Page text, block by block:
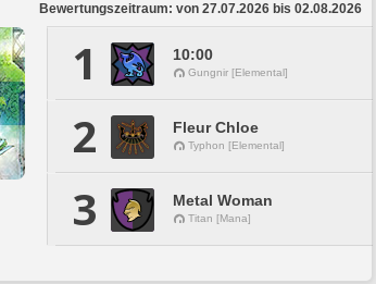
Bewertungszeitraum: von 27.07.2026 bis 02.08.2026
1 10:00
Gungnir [Elemental]
2 Fleur Chloe
Typhon [Elemental]
3 Metal Woman
Titan [Mana]